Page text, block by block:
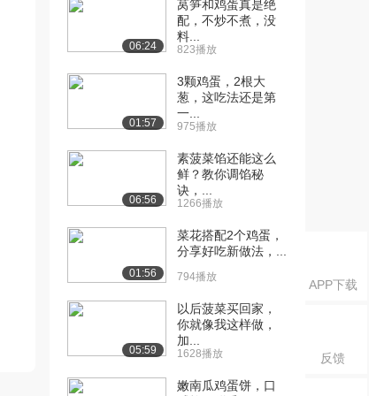
APP下载
反馈
06:24
莴笋和鸡蛋真是绝
配，不炒不煮，没
料...
823播放
01:57
3颗鸡蛋，2根大
葱，这吃法还是第
一...
975播放
06:56
素菠菜馅还能这么
鲜？教你调馅秘
诀，...
1266播放
01:56
菜花搭配2个鸡蛋，
分享好吃新做法，...
794播放
05:59
以后菠菜买回家，
你就像我这样做，
加...
1628播放
嫩南瓜鸡蛋饼，口